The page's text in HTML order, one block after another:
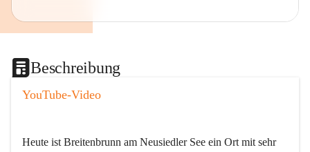
Beschreibung
YouTube-Video
Heute ist Breitenbrunn am Neusiedler See ein Ort mit sehr